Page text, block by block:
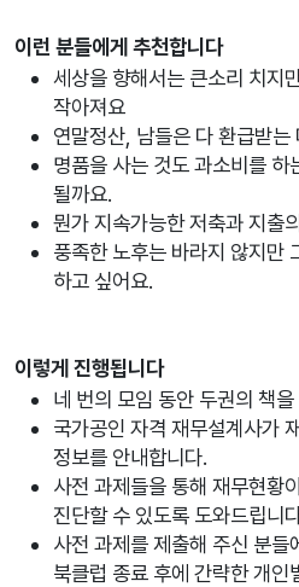
이런 분들에게 추천합니다
세상을 향해서는 큰소리 치지
작아져요
연말정산, 남들은 다 환급받는
명품을 사는 것도 과소비를 하
될까요.
뭔가 지속가능한 저축과 지출
풍족한 노후는 바라지 않지만
하고 싶어요.
이렇게 진행됩니다
네 번의 모임 동안 두권의 책
국가공인 자격 재무설계사가
정보를 안내합니다.
사전 과제들을 통해 재무현황
진단할 수 있도록 도와드립니
사전 과제를 제출해 주신 분
북클럽 종료 후에 간략한 개